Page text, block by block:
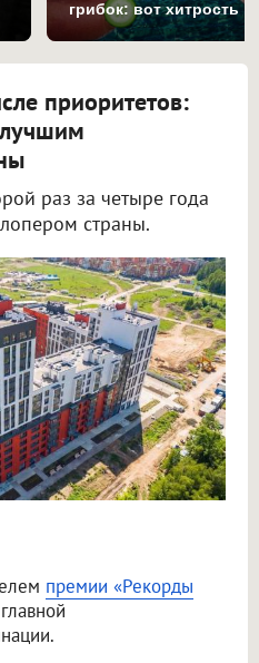
грибок: вот хитрость
приоритетов:
раз за четыре года
страны.
премии «Рекорды